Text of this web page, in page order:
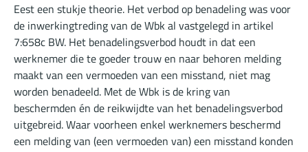
Eest een stukje theorie. Het verbod op benadeling was voor
de inwerkingtreding van de Wbk al vastgelegd in artikel
7:658c BW. Het benadelingsverbod houdt in dat een
werknemer die te goeder trouw en naar behoren melding
maakt van een vermoeden van een misstand, niet mag
worden benadeeld. Met de Wbk is de kring van
beschermden én de reikwijdte van het benadelingsverbod
uitgebreid. Waar voorheen enkel werknemers beschermd
een melding van (een vermoeden van) een misstand konden